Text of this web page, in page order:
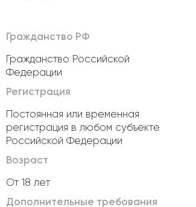
Гражданство РФ
Гражданство Российской
Федерации
Регистрация
Постоянная или временная
регистрация в любом субъекте
Российской Федерации
Возраст
От 18 лет
Дополнительные требования